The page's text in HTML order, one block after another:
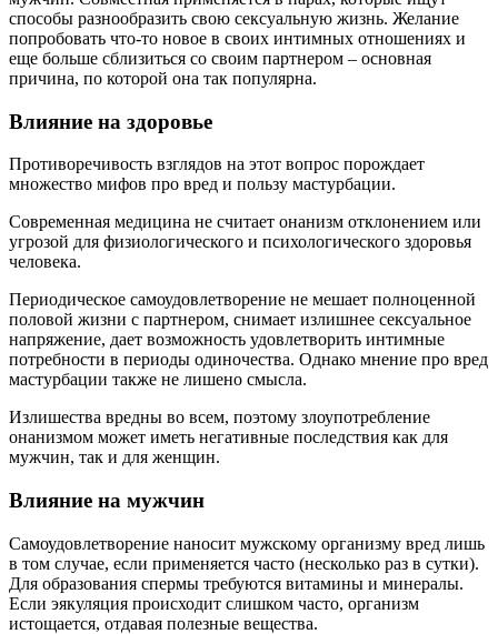
способы разнообразить свою сексуальную жизнь. Желание
попробовать что-то новое в своих интимных отношениях и
еще больше сблизиться со своим партнером – основная
причина, по которой она так популярна.
Влияние на здоровье
Противоречивость взглядов на этот вопрос порождает
множество мифов про вред и пользу мастурбации.
Современная медицина не считает онанизм отклонением или
угрозой для физиологического и психологического здоровья
человека.
Периодическое самоудовлетворение не мешает полноценной
половой жизни с партнером, снимает излишнее сексуальное
напряжение, дает возможность удовлетворить интимные
потребности в периоды одиночества. Однако мнение про вред
мастурбации также не лишено смысла.
Излишества вредны во всем, поэтому злоупотребление
онанизмом может иметь негативные последствия как для
мужчин, так и для женщин.
Влияние на мужчин
Самоудовлетворение наносит мужскому организму вред лишь
в том случае, если применяется часто (несколько раз в сутки).
Для образования спермы требуются витамины и минералы.
Если эякуляция происходит слишком часто, организм
истощается, отдавая полезные вещества.